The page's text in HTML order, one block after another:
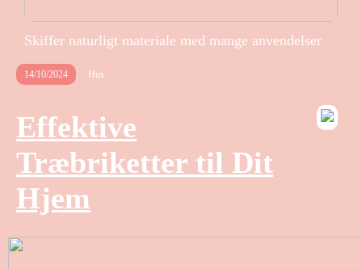
Skiffer naturligt materiale med mange anvendelser
14/10/2024 Hus
Effektive
Træbriketter til Dit
Hjem